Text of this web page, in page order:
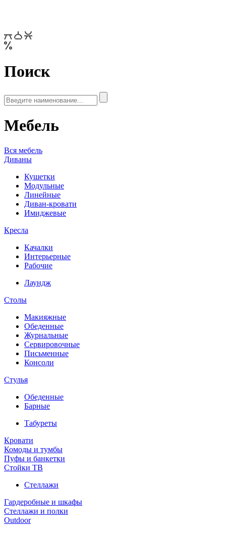
Поиск
Мебель
Вся мебель
Диваны
Кушетки
Модульные
Линейные
Диван-кровати
Имиджевые
Кресла
Качалки
Интерьерные
Рабочие
Лаундж
Столы
Макияжные
Обеденные
Журнальные
Сервировочные
Письменные
Консоли
Стулья
Обеденные
Барные
Табуреты
Кровати
Комоды и тумбы
Пуфы и банкетки
Стойки ТВ
Стеллажи
Гардеробные и шкафы
Стеллажи и полки
Outdoor